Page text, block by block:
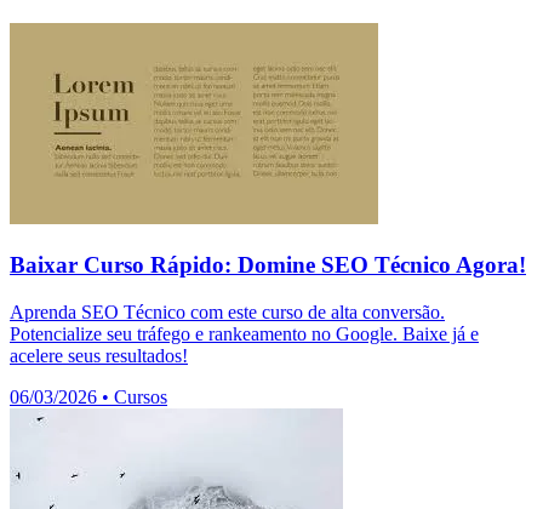
Baixar Curso Rápido: Domine SEO Técnico Agora!
Aprenda SEO Técnico com este curso de alta conversão.
Potencialize seu tráfego e rankeamento no Google. Baixe já e
acelere seus resultados!
06/03/2026 • Cursos